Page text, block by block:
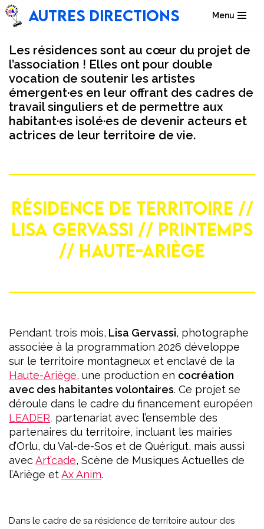
au
contenu
Autres directions Menu
Les résidences sont au cœur du projet de
l’association ! Elles ont pour double
vocation de soutenir les artistes
émergent·es en leur offrant des cadres de
travail singuliers et de permettre aux
habitant·es isolé·es de devenir acteurs et
actrices de leur territoire de vie.
RÉSIDENCE DE TERRITOIRE //
LISA GERVASSI // PRINTEMPS
// HAUTE-ARIÈGE
Pendant trois mois, Lisa Gervassi, photographe
associée à la programmation 2026 développe
sur le territoire montagneux et enclavé de la
Haute-Ariège, une production en cocréation
avec des habitantes volontaires. Ce projet se
déroule dans le cadre du financement européen
LEADER, partenariat avec l’ensemble des
partenaires du territoire, incluant les mairies
d’Orlu, du Val-de-Sos et de Quérigut, mais aussi
avecArt’cade, Scène de Musiques Actuelles de
l’Ariège etAx Anim.
Dans le cadre de sa résidence de territoire autour des